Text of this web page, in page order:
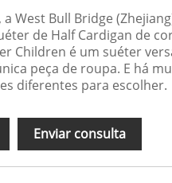
West Bull Bridge
de Half Cardigan de
Children é um suéter
peça de roupa. E há
diferentes para escolher.
Enviar consulta